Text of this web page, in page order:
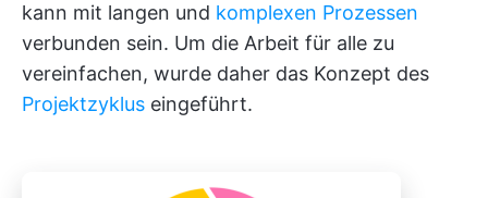
kann mit langen und komplexen Prozessen
verbunden sein. Um die Arbeit für alle zu
vereinfachen, wurde daher das Konzept des
Projektzyklus eingeführt.